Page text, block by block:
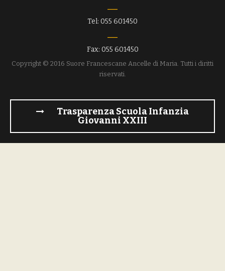
Tel: 055 601450
Fax: 055 601450
Copyright © 2016 Suore Francescane Ancelle di Maria. Tutti i diritti
riservati.
Trasparenza Scuola Infanzia
Giovanni XXIII